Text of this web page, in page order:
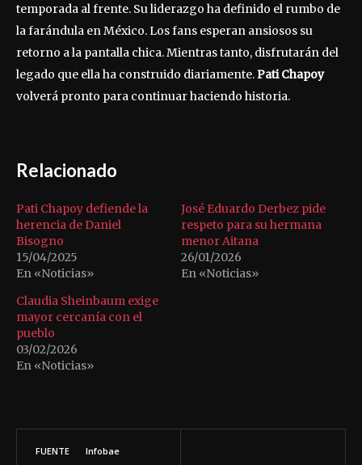
temporada al frente. Su liderazgo ha definido el rumbo de
la farándula en México. Los fans esperan ansiosos su
retorno a la pantalla chica. Mientras tanto, disfrutarán del
legado que ella ha construido diariamente.Pati Chapoy
volverá pronto para continuar haciendo historia.
Relacionado
Pati Chapoy defiende la
herencia de Daniel
Bisogno
15/04/2025
En «Noticias»
José Eduardo Derbez pide
respeto para su hermana
menor Aitana
26/01/2026
En «Noticias»
Claudia Sheinbaum exige
mayor cercanía con el
pueblo
03/02/2026
En «Noticias»
FUENTE Infobae